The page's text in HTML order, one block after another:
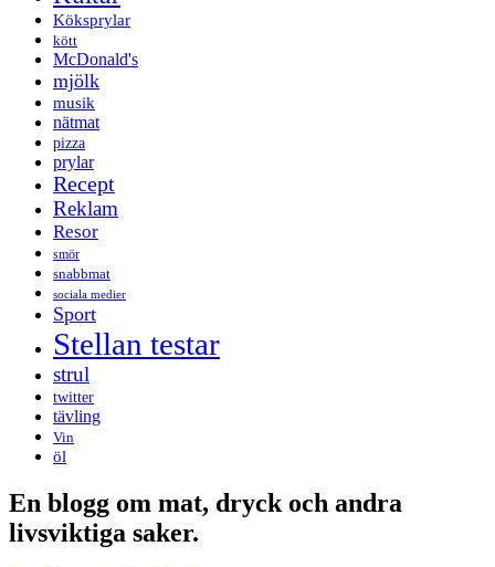
Köksprylar
kött
McDonald's
mjölk
musik
nätmat
pizza
prylar
Recept
Reklam
Resor
smör
snabbmat
sociala medier
Sport
Stellan testar
strul
twitter
tävling
Vin
öl
En blogg om mat, dryck och andra
livsviktiga saker.